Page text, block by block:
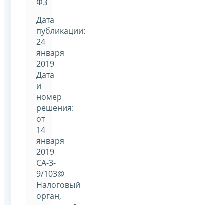
ФЗ
Дата
публикации:
24
января
2019
Дата
и
номер
решения:
от
14
января
2019
СА-3-
9/103@
Налоговый
орган,